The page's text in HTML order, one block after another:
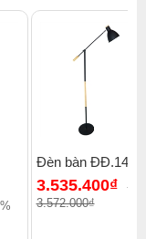
bàn trên 500k
Đèn bàn ĐĐ.14
3.535.400₫
-
3.572.000₫